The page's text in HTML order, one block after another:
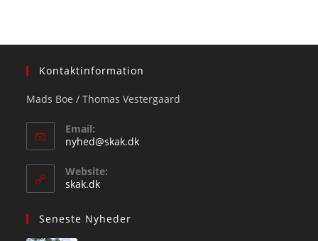
Kontaktinformation
Mads Boe / Thomas Vestergaard
Email:
nyhed@skak.dkOpens
Website:
skak.dk
Seneste Nyheder